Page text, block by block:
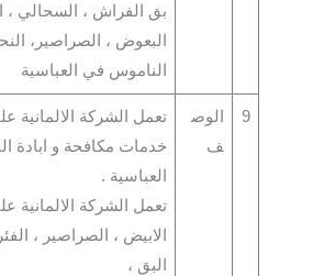
بق الفراش ، السحالي ،
البعوض ، الصراصير،
الناموس في العباسية
9
الوص
ف
تعمل الشركة الالمانية
خدمات مكافحة و ابادة
العباسية .
تعمل الشركة الالمانية
الابيض ، الصراصير ،
البق ،